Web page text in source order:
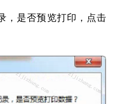
，是否预览打印，点击